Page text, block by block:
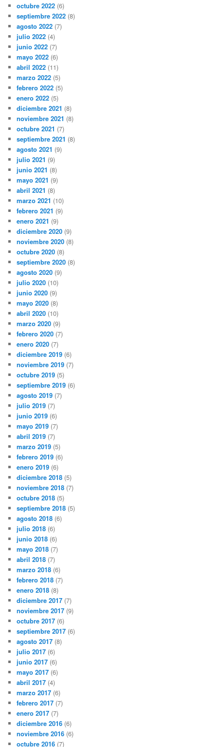
octubre 2022 (6)
septiembre 2022 (8)
agosto 2022 (7)
julio 2022 (4)
junio 2022 (7)
mayo 2022 (6)
abril 2022 (11)
marzo 2022 (5)
febrero 2022 (5)
enero 2022 (5)
diciembre 2021 (8)
noviembre 2021 (8)
octubre 2021 (7)
septiembre 2021 (8)
agosto 2021 (9)
julio 2021 (9)
junio 2021 (8)
mayo 2021 (9)
abril 2021 (8)
marzo 2021 (10)
febrero 2021 (9)
enero 2021 (9)
diciembre 2020 (9)
noviembre 2020 (8)
octubre 2020 (8)
septiembre 2020 (8)
agosto 2020 (9)
julio 2020 (10)
junio 2020 (9)
mayo 2020 (8)
abril 2020 (10)
marzo 2020 (9)
febrero 2020 (7)
enero 2020 (7)
diciembre 2019 (6)
noviembre 2019 (7)
octubre 2019 (5)
septiembre 2019 (6)
agosto 2019 (7)
julio 2019 (7)
junio 2019 (6)
mayo 2019 (7)
abril 2019 (7)
marzo 2019 (5)
febrero 2019 (6)
enero 2019 (6)
diciembre 2018 (5)
noviembre 2018 (7)
octubre 2018 (5)
septiembre 2018 (5)
agosto 2018 (6)
julio 2018 (6)
junio 2018 (6)
mayo 2018 (7)
abril 2018 (7)
marzo 2018 (6)
febrero 2018 (7)
enero 2018 (8)
diciembre 2017 (7)
noviembre 2017 (9)
octubre 2017 (6)
septiembre 2017 (6)
agosto 2017 (8)
julio 2017 (6)
junio 2017 (6)
mayo 2017 (6)
abril 2017 (4)
marzo 2017 (6)
febrero 2017 (7)
enero 2017 (7)
diciembre 2016 (6)
noviembre 2016 (6)
octubre 2016 (7)